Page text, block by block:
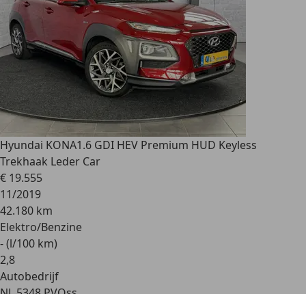
Hyundai KONA1.6 GDI HEV Premium HUD Keyless
Trekhaak Leder Car
€ 19.555
11/2019
42.180 km
Elektro/Benzine
- (l/100 km)
2,8
Autobedrijf